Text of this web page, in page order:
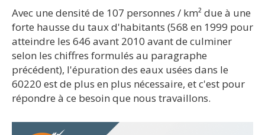
Avec une densité de 107 personnes / km² due à une
forte hausse du taux d'habitants (568 en 1999 pour
atteindre les 646 avant 2010 avant de culminer
selon les chiffres formulés au paragraphe
précédent), l'épuration des eaux usées dans le
60220 est de plus en plus nécessaire, et c'est pour
répondre à ce besoin que nous travaillons.